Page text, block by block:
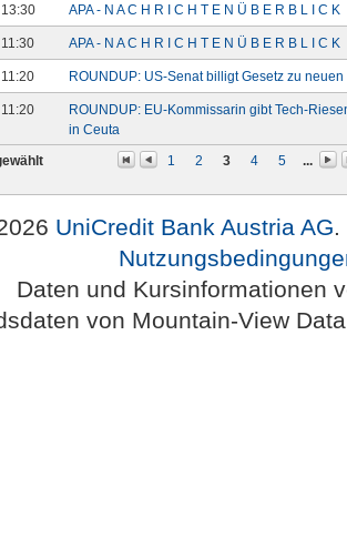
13:30 APA - N A C H R I C H T E N Ü B E R B L I C K
11:30 APA - N A C H R I C H T E N Ü B E R B L I C K
11:20 ROUNDUP: US-Senat billigt Gesetz zu
11:20
ROUNDUP: EU-Kommissarin gibt Tech-
in Ceuta
1 2 3 4 5 ...
UniCredit Bank Austria AG.
Daten und Kursinformationen
von Mountain-View